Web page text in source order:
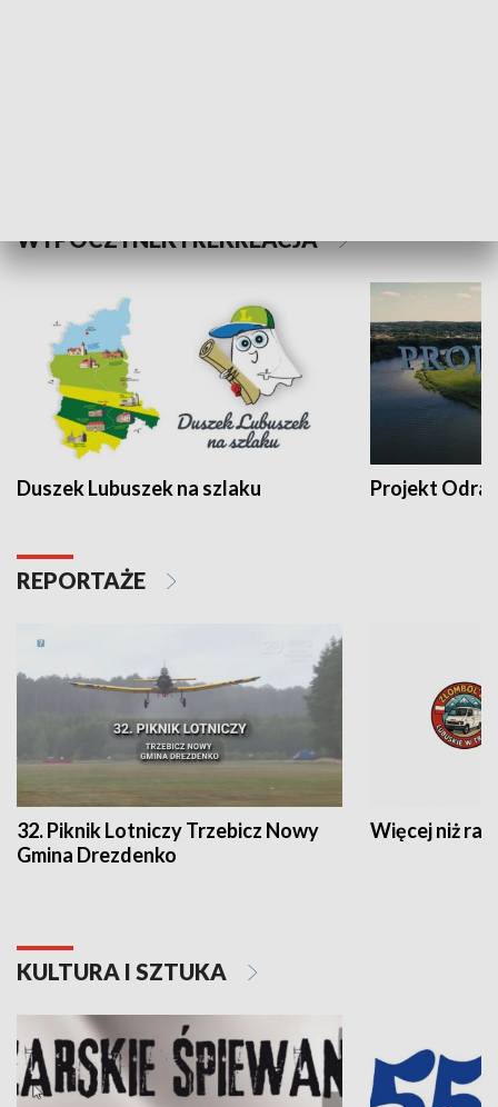
WYPOCZYNEK I REKREACJA
Duszek Lubuszek na szlaku Projekt Odra
REPORTAŻE
32. Piknik Lotniczy Trzebicz Nowy
Gmina Drezdenko
Więcej niż rajd
KULTURA I SZTUKA